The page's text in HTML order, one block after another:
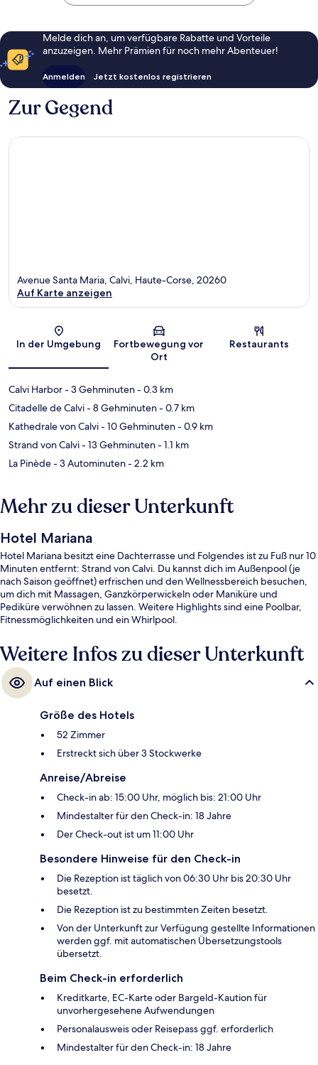
Melde dich an, um verfügbare Rabatte und Vorteile
anzuzeigen. Mehr Prämien für noch mehr Abenteuer!
Anmelden Jetzt kostenlos registrieren
Zur Gegend
Karte
Avenue Santa Maria, Calvi, Haute-Corse, 20260
Auf Karte anzeigen
In der Umgebung
Fortbewegung vor
Ort
Restaurants
Calvi Harbor- 3 Gehminuten- 0.3 km
Citadelle de Calvi- 8 Gehminuten- 0.7 km
Kathedrale von Calvi- 10 Gehminuten- 0.9 km
Strand von Calvi- 13 Gehminuten- 1.1 km
La Pinède- 3 Autominuten- 2.2 km
Mehr zu dieser Unterkunft
Hotel Mariana
Hotel Mariana besitzt eine Dachterrasse und Folgendes ist zu Fuß nur 10
Minuten entfernt: Strand von Calvi. Du kannst dich im Außenpool (je
nach Saison geöffnet) erfrischen und den Wellnessbereich besuchen,
um dich mit Massagen, Ganzkörperwickeln oder Maniküre und
Pediküre verwöhnen zu lassen. Weitere Highlights sind eine Poolbar,
Fitnessmöglichkeiten und ein Whirlpool.
Weitere Infos zu dieser Unterkunft
Auf einen Blick
Größe des Hotels
52 Zimmer
Erstreckt sich über 3 Stockwerke
Anreise/Abreise
Check-in ab: 15:00 Uhr, möglich bis: 21:00 Uhr
Mindestalter für den Check-in: 18 Jahre
Der Check-out ist um 11:00 Uhr
Besondere Hinweise für den Check-in
Die Rezeption ist täglich von 06:30 Uhr bis 20:30 Uhr
besetzt.
Die Rezeption ist zu bestimmten Zeiten besetzt.
Von der Unterkunft zur Verfügung gestellte Informationen
werden ggf. mit automatischen Übersetzungstools
übersetzt.
Beim Check-in erforderlich
Kreditkarte, EC-Karte oder Bargeld-Kaution für
unvorhergesehene Aufwendungen
Personalausweis oder Reisepass ggf. erforderlich
Mindestalter für den Check-in: 18 Jahre